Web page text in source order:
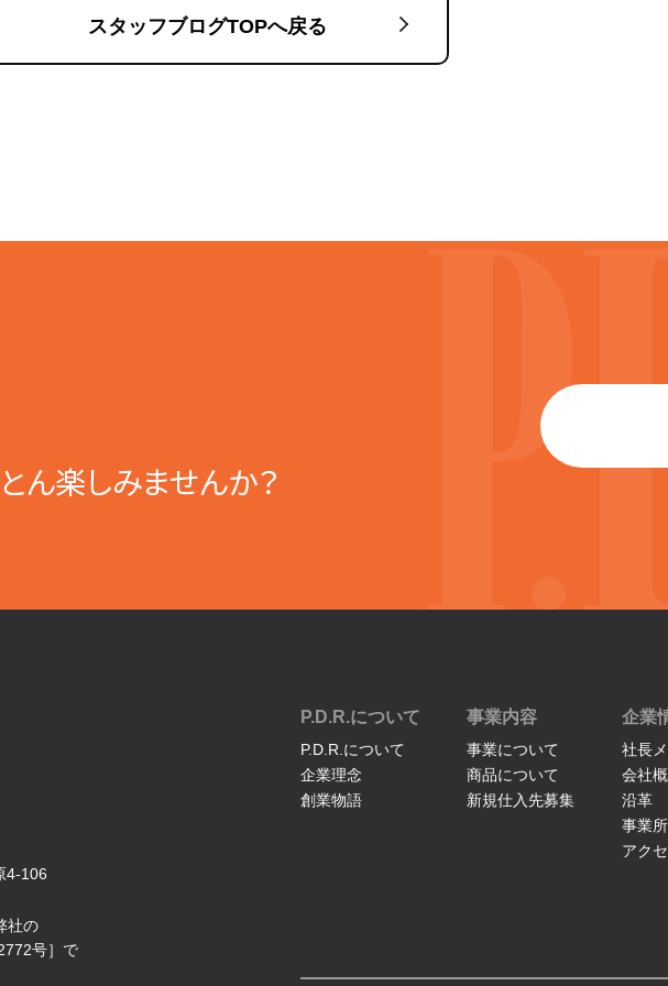
スタッフブログTOPへ戻る
ん楽しみませんか？
4-106
社の
号］で
P.D.R.について
P.D.R.について
企業理念
創業物語
事業内容
事業について
商品について
新規仕入先募集
企業
社長
会社
沿革
事業所
アク